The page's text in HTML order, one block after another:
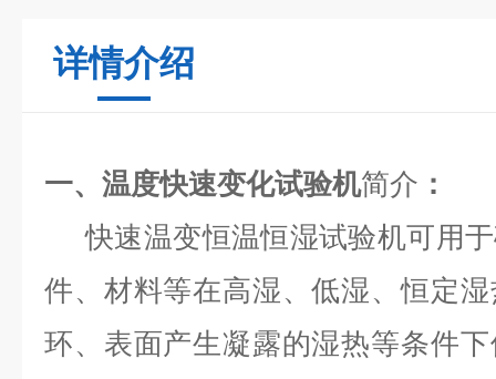
详情介绍
一、 温度快速变化试验机简介 ：
快速温变恒温恒湿试验机可用
件、材料等在高湿、低湿、恒定
环、表面产生凝露的湿热等条件